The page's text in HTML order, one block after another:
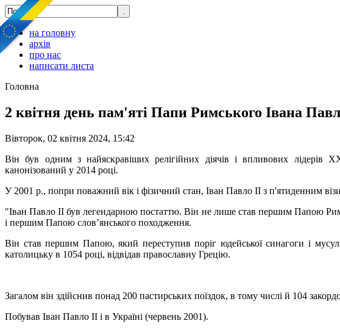
на головну
архів
про нас
написати листа
Головна
2 квітня день пам'яті Папи Римського Івана
Вівторок, 02 квітня 2024, 15:42
Він був одним з найяскравіших релігійних діячів і впливових лідерів
канонізований у 2014 році.
У 2001 р., попри поважний вік і фізичний стан, Іван Павло ІІ з п'ятиденним
"Іван Павло ІІ був легендарною постаттю. Він не лише став першим Папою
і першим Папою слов’янського походження.
Він став першим Папою, який переступив поріг юдейської синагоги і
католицьку в 1054 році, відвідав православну Грецію.
Загалом він здійснив понад 200 пастирських поїздок, в тому числі й 104
Побував Іван Павло ІІ і в Україні (червень 2001).